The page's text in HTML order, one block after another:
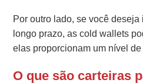
Por outro lado, se você
longo prazo, as cold wallets
elas proporcionam um nível
O que são carteiras